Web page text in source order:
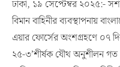
বিমান বাহিনীর ব্যবস্থাপনায়
এয়ার ফোর্সের অংশগ্রহণে ০৭
২৫-৩’শীর্ষক যৌথ অনুশীলন গত
তারিখে বাংলাদেশ বিমান